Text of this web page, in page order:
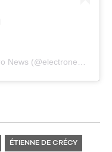
Une publication partagée par Electro News (@electronewsfr)
ÉTIENNE DE CRÉCY